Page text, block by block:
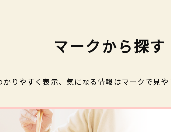
マークから探す
りやすく表示、気になる情報はマークで見や